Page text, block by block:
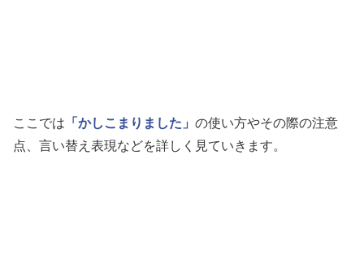
ここでは 「かしこまりました」 の使い方やその際の注意
点、言い替え表現などを詳しく見ていきます。